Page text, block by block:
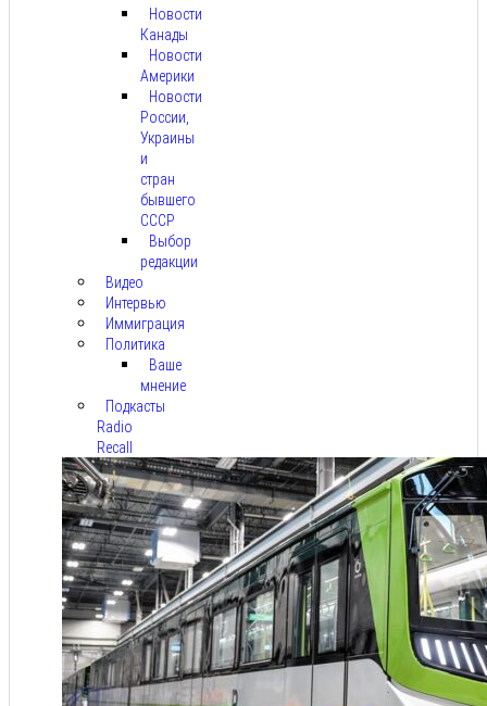
Новости
Канады
Новости
Америки
Новости
России,
Украины
и
стран
бывшего
СССР
Выбор
редакции
Видео
Интервью
Иммиграция
Политика
Ваше
мнение
Подкасты
Radio
Recall